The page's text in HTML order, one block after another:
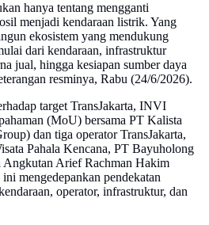
hanya tentang mengganti
menjadi kendaraan listrik. Yang
ekosistem yang mendukung
dari kendaraan, infrastruktur
jual, hingga kesiapan sumber daya
resminya, Rabu (24/6/2026).
target TransJakarta, INVI
(MoU) bersama PT Kalista
dan tiga operator TransJakarta,
Pahala Kencana, PT Bayuholong
Angkutan Arief Rachman Hakim
mengedepankan pendekatan
operator, infrastruktur, dan